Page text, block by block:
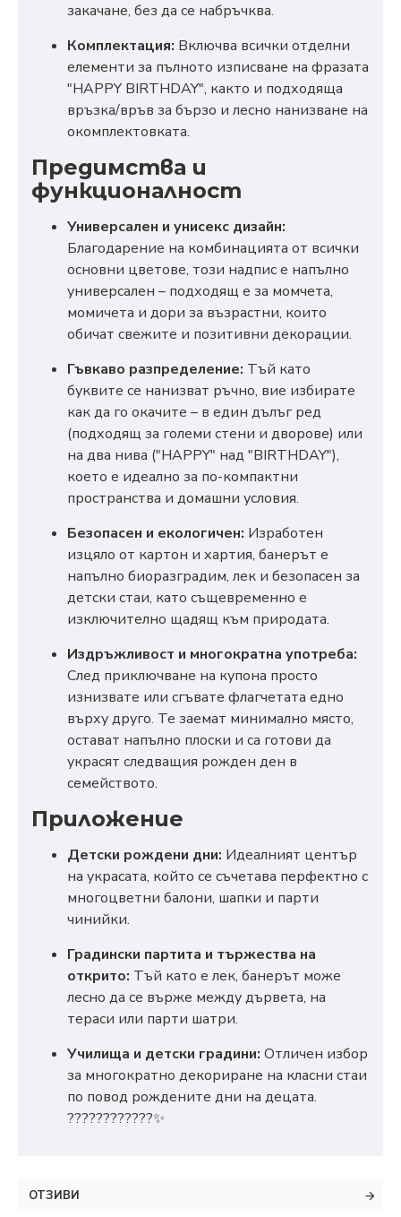
закачане, без да се набръчква.
Комплектация: Включва всички отделни
елементи за пълното изписване на фразата
"HAPPY BIRTHDAY", както и подходяща
връзка/връв за бързо и лесно нанизване на
окомплектовката.
Предимства и
функционалност
Универсален и унисекс дизайн:
Благодарение на комбинацията от всички
основни цветове, този надпис е напълно
универсален – подходящ е за момчета,
момичета и дори за възрастни, които
обичат свежите и позитивни декорации.
Гъвкаво разпределение: Тъй като
буквите се нанизват ръчно, вие избирате
как да го окачите – в един дълъг ред
(подходящ за големи стени и дворове) или
на два нива ("HAPPY" над "BIRTHDAY"),
което е идеално за по-компактни
пространства и домашни условия.
Безопасен и екологичен: Изработен
изцяло от картон и хартия, банерът е
напълно биоразградим, лек и безопасен за
детски стаи, като същевременно е
изключително щадящ към природата.
Издръжливост и многократна употреба:
След приключване на купона просто
изнизвате или сгъвате флагчетата едно
върху друго. Те заемат минимално място,
остават напълно плоски и са готови да
украсят следващия рожден ден в
семейството.
Приложение
Детски рождени дни: Идеалният център
на украсата, който се съчетава перфектно с
многоцветни балони, шапки и парти
чинийки.
Градински партита и тържества на
открито: Тъй като е лек, банерът може
лесно да се върже между дървета, на
тераси или парти шатри.
Училища и детски градини: Отличен избор
за многократно декориране на класни стаи
по повод рождените дни на децата.
????????????✨
ОТЗИВИ